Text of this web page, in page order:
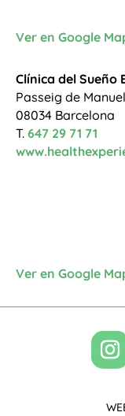
Ver en Google
Clínica del Sueño
Passeig de
08034 Barcelona
T. 647 29 71 71
Ver en Google